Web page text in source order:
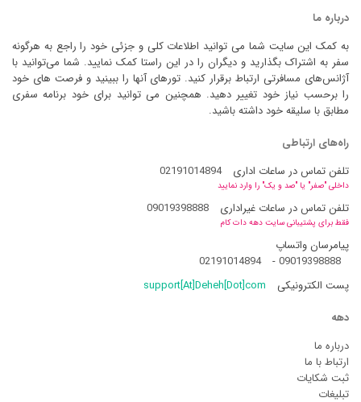
درباره ما
به کمک این سایت شما می توانید اطلاعات کلی و جزئی خود را راجع به هرگونه
سفر به اشتراک بگذارید و دیگران را در این راستا کمک نمایید. شما می‌توانید با
آژانس‌های مسافرتی ارتباط برقرار کنید. تورهای آنها را ببینید و فرصت های خود
را برحسب نیاز خود تغییر دهید. همچنین می توانید برای خود برنامه سفری
مطابق با سلیقه خود داشته باشید.
راه‌های ارتباطی
تلفن تماس در ساعات اداری
02191014894
داخلی "صفر" یا "صد و یک" را وارد نمایید
تلفن تماس در ساعات غیراداری 09019398888
فقط برای پشتیبانی سایت دهه دات کام
پیامرسان واتساپ
09019398888
-
02191014894
پست الکترونیکی
support[At]Deheh[Dot]com
دهه
درباره ما
ارتباط با ما
ثبت شکایات
تبلیغات